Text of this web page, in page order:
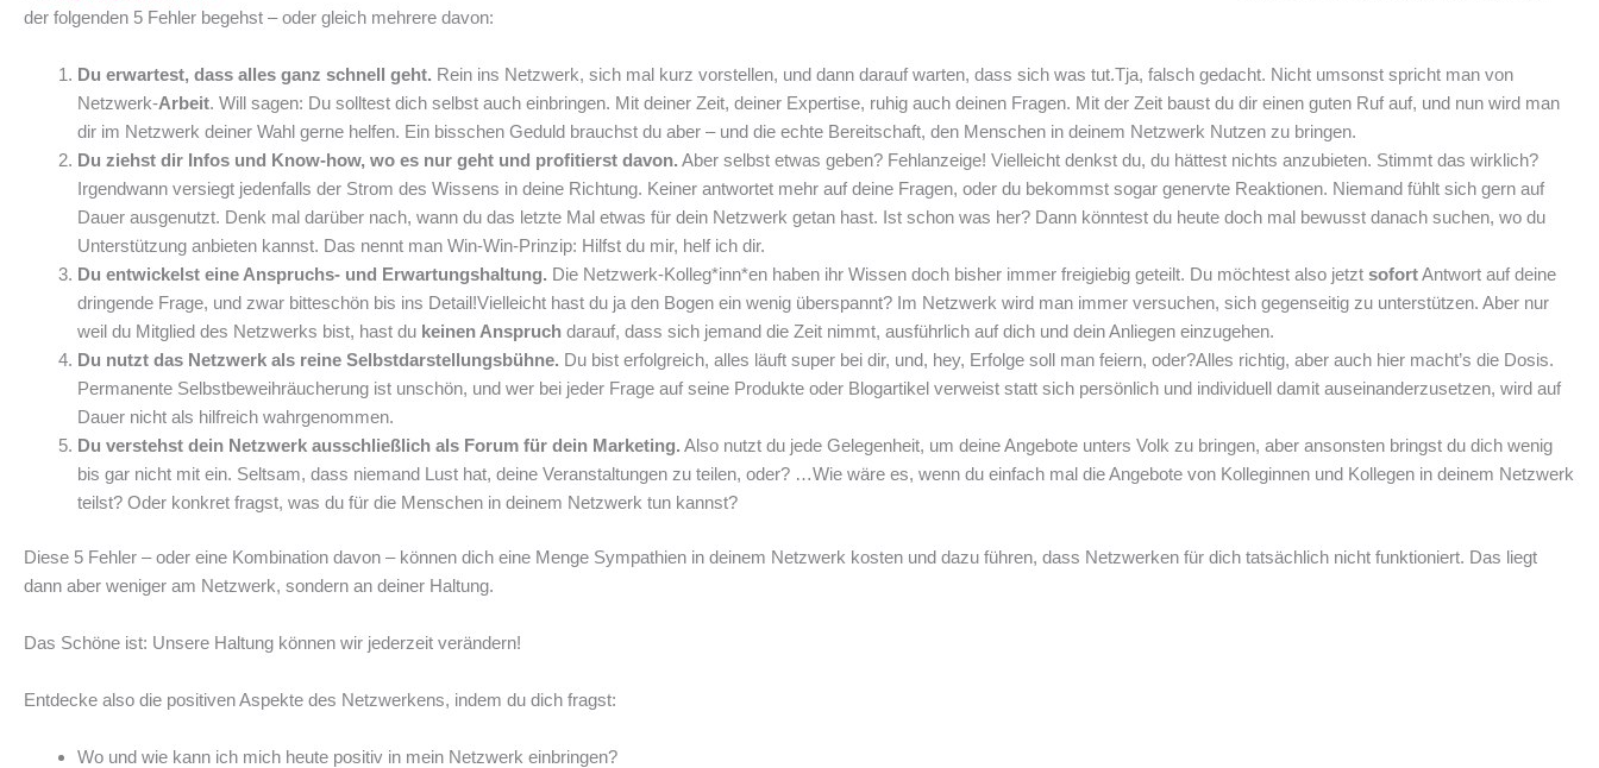
der folgenden 5 Fehler begehst – oder gleich mehrere davon:
Du erwartest, dass alles ganz schnell geht. Rein ins Netzwerk, sich mal kurz vorstellen, und dann darauf warten, dass sich was tut.Tja, falsch gedacht. Nicht umsonst spricht man von
Netzwerk-Arbeit. Will sagen: Du solltest dich selbst auch einbringen. Mit deiner Zeit, deiner Expertise, ruhig auch deinen Fragen. Mit der Zeit baust du dir einen guten Ruf auf, und nun wird man
dir im Netzwerk deiner Wahl gerne helfen. Ein bisschen Geduld brauchst du aber – und die echte Bereitschaft, den Menschen in deinem Netzwerk Nutzen zu bringen.
Du ziehst dir Infos und Know-how, wo es nur geht und profitierst davon. Aber selbst etwas geben? Fehlanzeige! Vielleicht denkst du, du hättest nichts anzubieten. Stimmt das wirklich?
Irgendwann versiegt jedenfalls der Strom des Wissens in deine Richtung. Keiner antwortet mehr auf deine Fragen, oder du bekommst sogar genervte Reaktionen. Niemand fühlt sich gern auf
Dauer ausgenutzt. Denk mal darüber nach, wann du das letzte Mal etwas für dein Netzwerk getan hast. Ist schon was her? Dann könntest du heute doch mal bewusst danach suchen, wo du
Unterstützung anbieten kannst. Das nennt man Win-Win-Prinzip: Hilfst du mir, helf ich dir.
Du entwickelst eine Anspruchs- und Erwartungshaltung. Die Netzwerk-Kolleg*inn*en haben ihr Wissen doch bisher immer freigiebig geteilt. Du möchtest also jetzt sofortAntwort auf deine
dringende Frage, und zwar bitteschön bis ins Detail!Vielleicht hast du ja den Bogen ein wenig überspannt? Im Netzwerk wird man immer versuchen, sich gegenseitig zu unterstützen. Aber nur
weil du Mitglied des Netzwerks bist, hast du keinen Anspruch darauf, dass sich jemand die Zeit nimmt, ausführlich auf dich und dein Anliegen einzugehen.
Du nutzt das Netzwerk als reine Selbstdarstellungsbühne. Du bist erfolgreich, alles läuft super bei dir, und, hey, Erfolge soll man feiern, oder?Alles richtig, aber auch hier macht’s die Dosis.
Permanente Selbstbeweihräucherung ist unschön, und wer bei jeder Frage auf seine Produkte oder Blogartikel verweist statt sich persönlich und individuell damit auseinanderzusetzen, wird auf
Dauer nicht als hilfreich wahrgenommen.
Du verstehst dein Netzwerk ausschließlich als Forum für dein Marketing. Also nutzt du jede Gelegenheit, um deine Angebote unters Volk zu bringen, aber ansonsten bringst du dich wenig
bis gar nicht mit ein. Seltsam, dass niemand Lust hat, deine Veranstaltungen zu teilen, oder? …Wie wäre es, wenn du einfach mal die Angebote von Kolleginnen und Kollegen in deinem Netzwerk
teilst? Oder konkret fragst, was du für die Menschen in deinem Netzwerk tun kannst?
Diese 5 Fehler – oder eine Kombination davon – können dich eine Menge Sympathien in deinem Netzwerk kosten und dazu führen, dass Netzwerken für dich tatsächlich nicht funktioniert. Das liegt
dann aber weniger am Netzwerk, sondern an deiner Haltung.
Das Schöne ist: Unsere Haltung können wir jederzeit verändern!
Entdecke also die positiven Aspekte des Netzwerkens, indem du dich fragst:
Wo und wie kann ich mich heute positiv in mein Netzwerk einbringen?